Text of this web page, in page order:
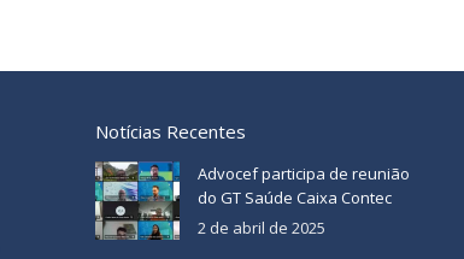
Notícias Recentes
Advocef participa de reunião
do GT Saúde Caixa Contec
2 de abril de 2025